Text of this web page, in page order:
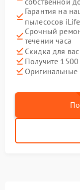
Гарантия на
пылесосов
Срочный
течении часа
Скидка для
Получите